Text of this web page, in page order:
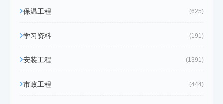
保温工程 (625)
学习资料 (191)
安装工程 (1391)
市政工程 (444)